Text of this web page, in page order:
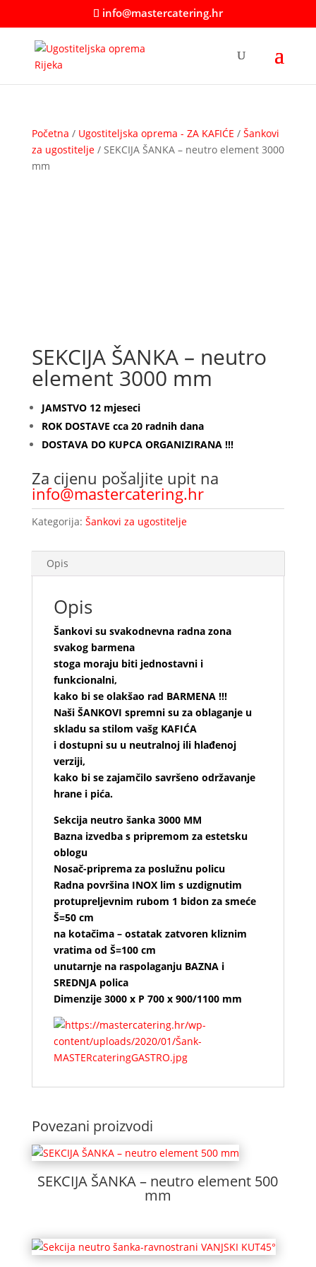
info@mastercatering.hr
Početna / Ugostiteljska oprema - ZA KAFIĆE / Šankovi
za ugostitelje/ SEKCIJA ŠANKA – neutro element 3000
mm
SEKCIJA ŠANKA – neutro
element 3000 mm
JAMSTVO 12 mjeseci
ROK DOSTAVE cca 20 radnih dana
DOSTAVA DO KUPCA ORGANIZIRANA !!!
Za cijenu pošaljite upit na
info@mastercatering.hr
Kategorija: Šankovi za ugostitelje
Opis
Opis
Šankovi su svakodnevna radna zona
svakog barmena
stoga moraju biti jednostavni i
funkcionalni,
kako bi se olakšao rad BARMENA !!!
Naši ŠANKOVI spremni su za oblaganje u
skladu sa stilom vašg KAFIĆA
i dostupni su u neutralnoj ili hlađenoj
verziji,
kako bi se zajamčilo savršeno održavanje
hrane i pića.
Sekcija neutro šanka 3000 MM
Bazna izvedba s pripremom za estetsku
oblogu
Nosač-priprema za poslužnu policu
Radna površina INOX lim s uzdignutim
protupreljevnim rubom 1 bidon za smeće
Š=50 cm
na kotačima – ostatak zatvoren kliznim
vratima od Š=100 cm
unutarnje na raspolaganju BAZNA i
SREDNJA polica
Dimenzije 3000 x P 700 x 900/1100 mm
Povezani proizvodi
SEKCIJA ŠANKA – neutro element 500
mm